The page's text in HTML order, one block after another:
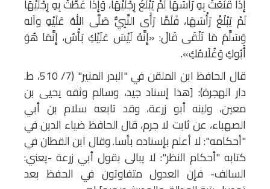
إِذَا قَنَّعَتْ بِهِ رَأْسَهَا لَمْ يَبْلُغْ رِجْلَيْهَا، وَإِذَا غَطَّتْ بِهِ رِجْلَيْهَا
لَمْ يَبْلُغْ رَأْسَهَا، فَلَمَّا رَأَى النَّبِيُّ صَلَّى اللهُ عَلَيْهِ وآله
وَسَلَّمَ مَا تَلْقَى قَالَ: «إِنَّهُ لَيْسَ عَلَيْكِ بَأْسٌ، إِنَّمَا هُوَ
أَبُوكِ وَغُلَامُكِ».
قال الحافظ ابن الملقن في "البدر المنير" (7/ 510، ط.
دار الهجرة): [هذا إسناد جيد، وسالم وثقه يحيى بن
معين، ولينه أبو زرعة، وقد تابعه سلام بن أبي
الصهباء، عن ثابت لا جرم، قال الحافظ ضياء الدين في
"أحكامه": لا أعلم بإسناده بأسا. وقال ابن القطان في
كتابه "أحكام النظر": لا يبالى بقول أبي زرعة -يعني:
السالف- فإن العدول متفاوتون في الحفظ بعد